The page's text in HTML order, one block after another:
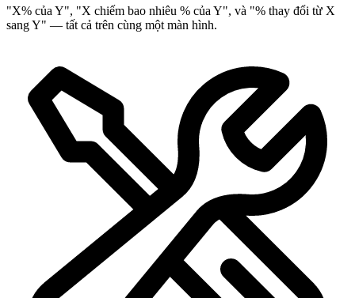
"X% của Y", "X chiếm bao nhiêu % của Y", và "% thay đổi từ X
sang Y" — tất cả trên cùng một màn hình.